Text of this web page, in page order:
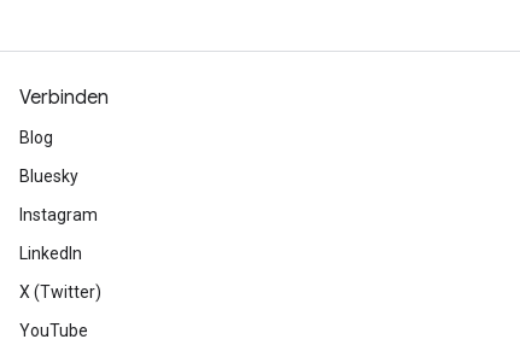
Verbinden
Blog
Bluesky
Instagram
LinkedIn
X (Twitter)
YouTube